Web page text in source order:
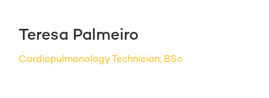
Teresa Palmeiro
Cardiopulmonology Technician, BSc